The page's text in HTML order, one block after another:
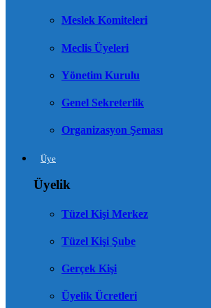
Meslek Komiteleri
Meclis Üyeleri
Yönetim Kurulu
Genel Sekreterlik
Organizasyon Şeması
Üye
Üyelik
Tüzel Kişi Merkez
Tüzel Kişi Şube
Gerçek Kişi
Üyelik Ücretleri